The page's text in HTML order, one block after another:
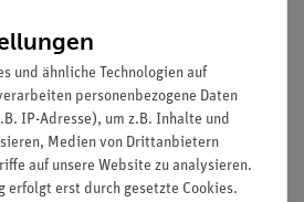
bestimmt. In diesem
Waserstoffelektrode hergestellt
bestimmt.
durch Elektrolyse von Schwefelsäure
werden. Diese Elektrode soll dann
verschiedener Metalle zu
und ähnliche Technologien auf
personenbezogene Daten
IP-Adresse), um z.B. Inhalte und
Medien von Drittanbietern
auf unsere Website zu analysieren.
erfolgt erst durch gesetzte Cookies.